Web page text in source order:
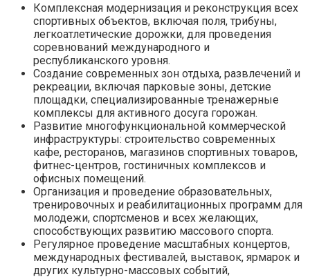
Комплексная модернизация и реконструкция всех
спортивных объектов, включая поля, трибуны,
легкоатлетические дорожки, для проведения
соревнований международного и
республиканского уровня.
Создание современных зон отдыха, развлечений и
рекреации, включая парковые зоны, детские
площадки, специализированные тренажерные
комплексы для активного досуга горожан.
Развитие многофункциональной коммерческой
инфраструктуры: строительство современных
кафе, ресторанов, магазинов спортивных товаров,
фитнес-центров, гостиничных комплексов и
офисных помещений.
Организация и проведение образовательных,
тренировочных и реабилитационных программ для
молодежи, спортсменов и всех желающих,
способствующих развитию массового спорта.
Регулярное проведение масштабных концертов,
международных фестивалей, выставок, ярмарок и
других культурно-массовых событий,